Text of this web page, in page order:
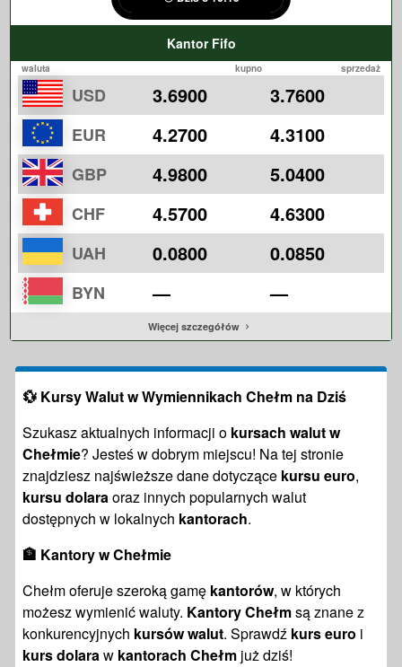
Kantor Fifo
waluta kupno sprzedaż
USD 3.6900 3.7600
EUR 4.2700 4.3100
GBP 4.9800 5.0400
CHF 4.5700 4.6300
UAH 0.0800 0.0850
BYN — —
Więcej szczegółów
💱 Kursy Walut w Wymiennikach Chełm na Dziś
Szukasz aktualnych informacji o kursach walut w
Chełmie? Jesteś w dobrym miejscu! Na tej stronie
znajdziesz najświeższe dane dotyczące kursu euro,
kursu dolaraoraz innych popularnych walut
dostępnych w lokalnych kantorach.
🏦 Kantory w Chełmie
Chełm oferuje szeroką gamę kantorów, w których
możesz wymienić waluty. Kantory Chełmsą znane z
konkurencyjnych kursów walut. Sprawdź kurs euro i
kurs dolaraw kantorach Chełm już dziś!